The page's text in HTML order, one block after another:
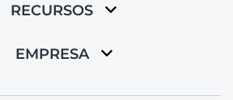
RECURSOS
EMPRESA